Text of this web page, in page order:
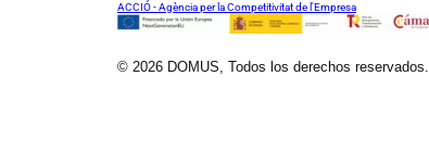
ACCIÓ - Agència per la Competitivitat de l'Empresa
© 2026 DOMUS, Todos los derechos reservados.